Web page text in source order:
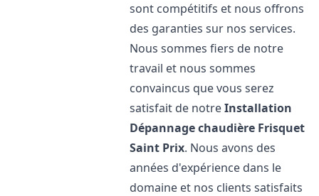
sont compétitifs et nous offrons
des garanties sur nos services.
Nous sommes fiers de notre
travail et nous sommes
convaincus que vous serez
satisfait de notreInstallation
Dépannage chaudière Frisquet
Saint Prix. Nous avons des
années d'expérience dans le
domaine et nos clients satisfaits